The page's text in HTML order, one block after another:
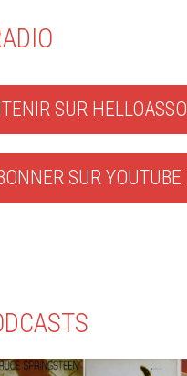
SUR HELLOASSO
SUR YOUTUBE